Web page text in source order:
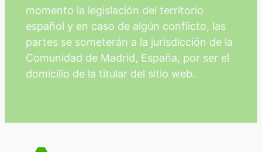
momento la legislación del territorio
español y en caso de algún conflicto, las
partes se someterán a la jurisdicción de la
Comunidad de Madrid, España, por ser el
domicilio de la titular del sitio web.